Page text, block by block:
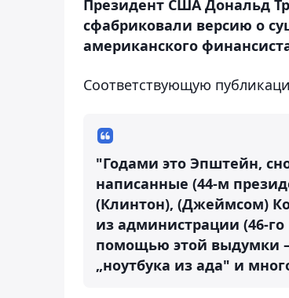
Президент США Дональд
cфабриковали версию о
американского
Соответствующую
"Годами это Эпштейн,
написанные (44-м
(Клинтон), (Джеймсом)
из администрации (46-
помощью этой выдумки –
„ноутбука из ада" и